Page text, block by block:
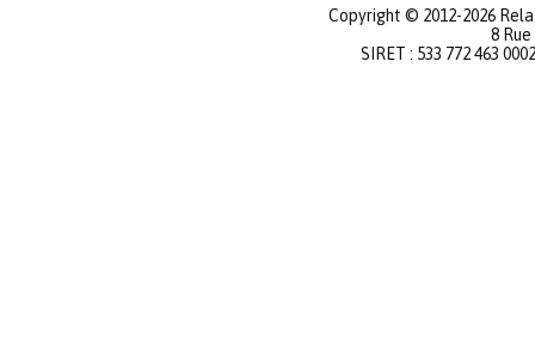
Copyright © 2012-2026
8
SIRET : 533 772 463